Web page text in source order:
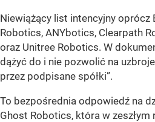
Niewiążący list intencyjny oprócz
Robotics, ANYbotics, Clearpath
oraz Unitree Robotics. W
dążyć do i nie pozwolić na
przez podpisane spółki”.
To bezpośrednia odpowiedź na
Ghost Robotics, która w zeszłym